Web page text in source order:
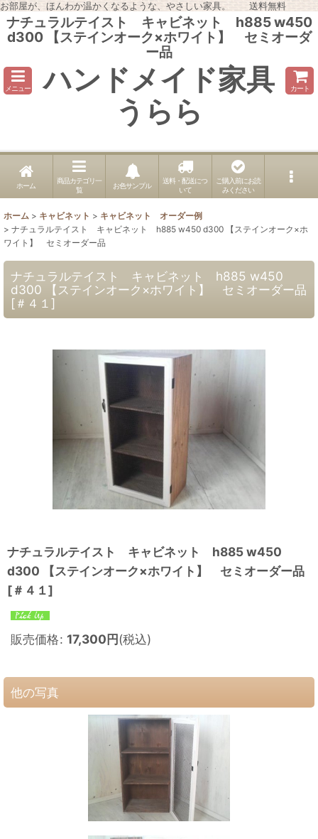
お部屋が、ほんわか温かくなるような、やさしい家具。 送料無料
ナチュラルテイスト キャビネット h885 w450
d300 【ステインオーク×ホワイト】 セミオーダ
ー品
メニュー ハンドメイド家具
うらら
カート
ホーム
商品カテゴリ一
覧
お色サンプル
送料・配送につ
いて
ご購入前にお読
みください
ホーム > キャビネット > キャビネット オーダー例
> ナチュラルテイスト キャビネット h885 w450 d300 【ステインオーク×ホ
ワイト】 セミオーダー品
ナチュラルテイスト キャビネット h885 w450
d300 【ステインオーク×ホワイト】 セミオーダー品
[＃４１ ]
ナチュラルテイスト キャビネット h885 w450
d300 【ステインオーク×ホワイト】 セミオーダー品
[＃４１]
販売価格: 17,300円(税込)
他の写真